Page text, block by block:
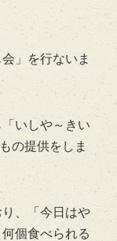
」を行ないま
いしや～きい
の提供をしま
、「今日はや
個食べられる